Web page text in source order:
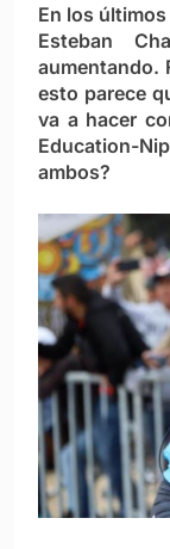
En los
Esteban
aumentando.
esto parece
va a hacer
Education-
ambos?